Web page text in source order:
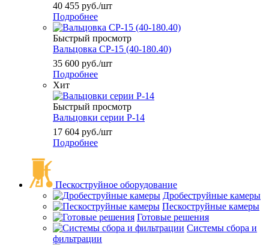
40 455 руб./шт
Подробнее
Быстрый просмотр
Вальцовка СР-15 (40-180.40)
35 600 руб./шт
Подробнее
Хит
Быстрый просмотр
Вальцовки серии Р-14
17 604 руб./шт
Подробнее
Пескоструйное оборудование
Дробеструйные камеры
Пескоструйные камеры
Готовые решения
Системы сбора и
фильтрации